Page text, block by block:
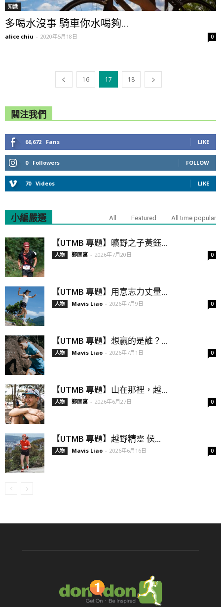
知識
多喝水沒事 騎車你水喝夠...
alice chiu - 2020年5月18日 0
16 17 18
關注我們
66,672 Fans LIKE
0 Followers FOLLOW
70 Videos LIKE
小編嚴選 All Featured All time popular
【UTMB 專題】曠野之子黃鈺...
人物 鄭匡寓 - 2026年7月20日 0
【UTMB 專題】用意志力丈量...
人物 Mavis Liao - 2026年7月9日 0
【UTMB 專題】想贏的是誰？...
人物 Mavis Liao - 2026年7月1日 0
【UTMB 專題】山在那裡，越...
人物 鄭匡寓 - 2026年6月27日 0
【UTMB 專題】越野精靈 侯...
人物 Mavis Liao - 2026年6月16日 0